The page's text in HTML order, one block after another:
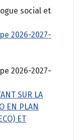
social et
2026-2027-
2026-2027-
SUR LA
EN PLAN
ET